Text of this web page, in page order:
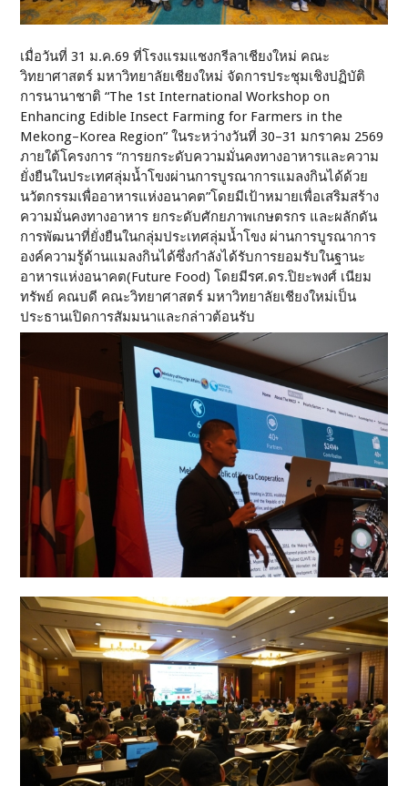
เมื่อวันที่ 31 ม.ค.69 ที่โรงแรมแชงกรีลาเชียงใหม่ คณะ
วิทยาศาสตร์ มหาวิทยาลัยเชียงใหม่ จัดการประชุมเชิงปฏิบัติ
การนานาชาติ “The 1st International Workshop on
Enhancing Edible Insect Farming for Farmers in the
Mekong–Korea Region” ในระหว่างวันที่ 30–31 มกราคม 2569
ภายใต้โครงการ “การยกระดับความมั่นคงทางอาหารและความ
ยั่งยืนในประเทศลุ่มน้ำโขงผ่านการบูรณาการแมลงกินได้ด้วย
นวัตกรรมเพื่ออาหารแห่งอนาคต”โดยมีเป้าหมายเพื่อเสริมสร้าง
ความมั่นคงทางอาหาร ยกระดับศักยภาพเกษตรกร และผลักดัน
การพัฒนาที่ยั่งยืนในกลุ่มประเทศลุ่มน้ำโขง ผ่านการบูรณาการ
องค์ความรู้ด้านแมลงกินได้ซึ่งกำลังได้รับการยอมรับในฐานะ
อาหารแห่งอนาคต(Future Food) โดยมีรศ.ดร.ปิยะพงศ์ เนียม
ทรัพย์ คณบดี คณะวิทยาศาสตร์ มหาวิทยาลัยเชียงใหม่เป็น
ประธานเปิดการสัมมนาและกล่าวต้อนรับ